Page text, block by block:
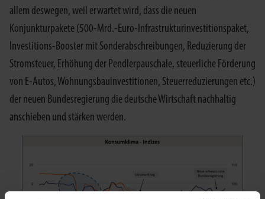
allem deswegen, weil erwartet wird, dass die neuen
Konjunkturpakete (500-Mrd.-Euro-Infrastrukturinvestitionspaket,
Investitions-Booster mit Sonderabschreibungen, Reduzierung der
Stromsteuer, Erhöhung der Pendlerpauschale, steuerliche Förderung
von E-Autos, Wohnungsbauinvestitionen, Steuerreduzierungen etc.)
der neuen Bundesregierung die deutsche Wirtschaft nachhaltig
anschieben und stärken werden.